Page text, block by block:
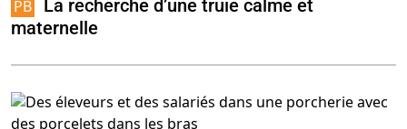
La recherche d’une truie calme et
maternelle